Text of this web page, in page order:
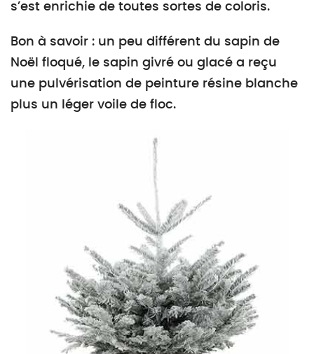
s’est enrichie de toutes sortes de coloris.
Bon à savoir : un peu différent du sapin de
Noël floqué, le sapin givré ou glacé a reçu
une pulvérisation de peinture résine blanche
plus un léger voile de floc.